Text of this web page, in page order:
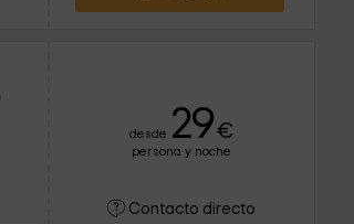
desde 29€
persona y noche
Contacto directo